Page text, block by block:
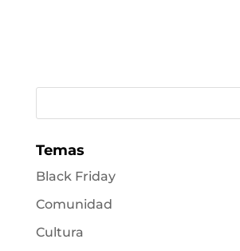
Temas
Black Friday
Comunidad
Cultura